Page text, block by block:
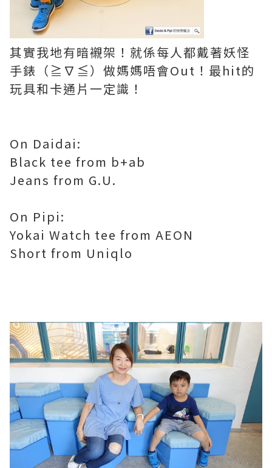
其實我地有暗襯架！就係每人都戴著妖怪
手錶（≧∇≦）做媽媽唔會Out！最hit的
玩具和卡通片一定識！
On Daidai:
Black tee from b+ab
Jeans from G.U.
On Pipi:
Yokai Watch tee from AEON
Short from Uniqlo